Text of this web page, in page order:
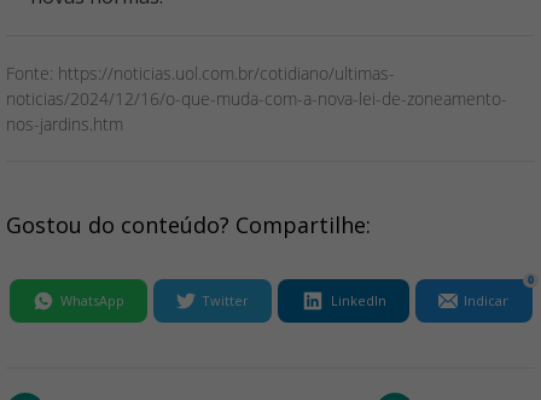
Fonte: https://noticias.uol.com.br/cotidiano/ultimas-
noticias/2024/12/16/o-que-muda-com-a-nova-lei-de-zoneamento-
nos-jardins.htm
Gostou do conteúdo? Compartilhe:
WhatsApp Twitter LinkedIn Indicar
0